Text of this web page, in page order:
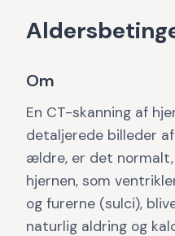
Om
En CT-skanning af
detaljerede billeder
ældre, er det
hjernen, som
og furerne (sulci),
naturlig aldring og